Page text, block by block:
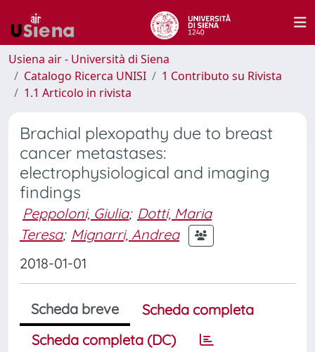
Usiena air - Università di Siena
Catalogo Ricerca UNISI
1 Contributo su Rivista
1.1 Articolo in rivista
Brachial plexopathy due to breast
cancer metastases:
electrophysiological and imaging
findings
Peppoloni, Giulia; Dotti, Maria
Teresa; Mignarri, Andrea
2018-01-01
Scheda breve
Scheda completa
Scheda completa (DC)